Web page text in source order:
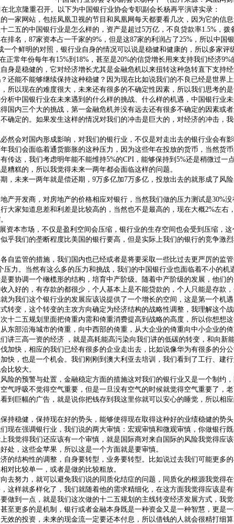
北京隆重召开。以下为中国银行业协会专职副会长杨再平演讲实录：
一家网站，包括凤凰卫视的节目和凤凰网每天都要看几次，因为它的
五的中国银行业是怎么样的，资产是超过5万亿，不良贷款率1.5%，
名，87家资本占一千家的9%，但是这87家的利润占了25%，所以中
个鲜明的对照，银行业自身的情况可以说是稳健和健康的，所以多家
常年份每年有15%到18%，甚至是20%的信贷增长用来支持我们经济
是稳健的，它对经济增长尤其是金融危机以来扭转这种急转直下支持经
能不能够继续保持这种稳健？因为现在比如说我们的不良已经是世界
所以现在的难度很大，未来还有很多的不确定性因素，所以我们思考
中国银行业在未来遇到的什么样的挑战、什么样的机遇，中国银行业未
国内三个大的挑战，第一金融危机并没有远去还有很多不确定的因素
确定的。如果发生这样的情况对我们的冲击是巨大的，对经济的冲击
会对国内形成影响，对我们的银行业，不仅是对走出去的银行业会有
我们会面临着通货膨胀的这种压力，因为这些年在投放的货币，当然
传达，我们考虑明年能不能维持5%的CPI，能够保持到5%还是稍微过
糕的，所以我觉得未来一两年都会面临这样的问题。
未来一两年就是偿还期，9万多亿加7万多亿，投放出去的就形成了风
开发商，对房地产的价格相应对银行，当然我们做的压力测试是30%
家知道息差和利差是比较高的，当然也不是最高的，现在大概2%左
资本市场，不仅是盈利空间会压缩，银行业的生存空间也会受到压缩
乎我们的垄断程度比美国的银行要高，但是实际上我们的银行的竞争
自监管的措施，我们国内也已经或者是将要采取一些比过去更严厉的
力。当然有这么多的压力和挑战，我们的中国银行业也面临着不小的
要协调一个橄榄形的结构，培育中产阶级。随着中产阶级的发展，他
入好的，有存款的都很少，个人基本上是不能贷款的，个人只能是存
为我们这个银行业的发展应该说提供了一个增长的空间，这是第一个机遇
转变，这个转变的主攻方向确定为经济结构的战略性调整，我理解这
二五规划里面把倚重内需和倚重消费提高到战略的高度，所以你想想这
东部沿海城市的倚重，向中西部的倚重，从大企业的倚重向中小企业
三高一资的经济 ，就是高耗能高污染向我们讲的低碳的转变，和向新
加快，相应的我们已经有很多的企业走出去，比如说像华为有很多的
，也是一个机会。我们刚刚到澳大利亚去培训，我们看到了工行、建
比较大。
险的预警与处置，金融稳定方面的措施这对我们的银行业又是一个制
呼吸不觉得空气重要，但是一旦没有空气的时候就觉得空气重要了，
到巨幅的广告，就是说你把钱存到我这里你就可以安心的睡觉，所以
持稳健，保持现在好的势头，能够使得现在取得这种好的业绩稳健的
现在强调银行业，我们说的两大审慎：宏观审慎和微观审慎，你做银
我觉得我们还应该有一个审慎，就是国际商对来自国际的风险我觉得
处，这些金苹果，所以这是一个方面就是要审慎。
的结构性的调整，自身要转型，业务要转型。比如说过去我们可能更
对比较单一，或者是做的比较粗放。
去努力，就可以避免我们说的同质化结症的问题，同质化的根源我觉
样就多样化了，我们就随着他的需求精细化，在这方面我觉得应该是有
做到一点，就是我们这次做的十二五规划的主线转变经济发展方式，
至更多的是机制，银行或者金融本身既是一种资金又是一种智慧，更
效的投资，未来的现金流一定要还本付息，所以借钱的人就会很精打